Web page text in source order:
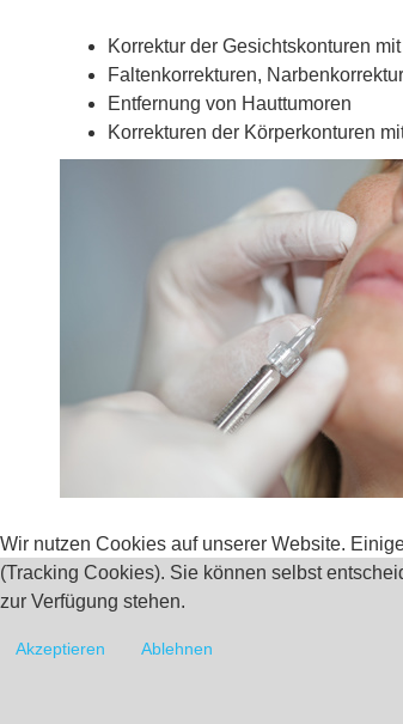
Korrektur der Gesichtskonturen
Faltenkorrekturen,
Entfernung von Hauttumoren
Korrekturen der Körperkonturen
Wir nutzen Cookies auf unserer Website.
(Tracking Cookies). Sie können selbst
zur Verfügung stehen.
Akzeptieren Ablehnen